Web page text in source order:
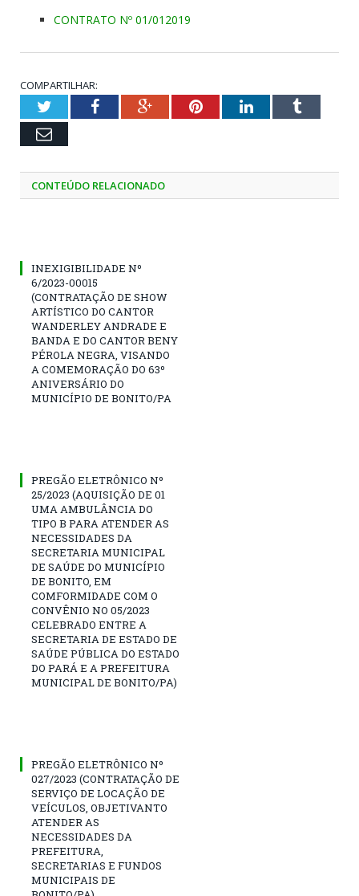
CONTRATO Nº 01/012019
COMPARTILHAR:
TwitterFacebookGoogle+PinterestLinkedInTumblr
Email
CONTEÚDO RELACIONADO
INEXIGIBILIDADE Nº
6/2023-00015
(CONTRATAÇÃO DE SHOW
ARTÍSTICO DO CANTOR
WANDERLEY ANDRADE E
BANDA E DO CANTOR BENY
PÉROLA NEGRA, VISANDO
A COMEMORAÇÃO DO 63º
ANIVERSÁRIO DO
MUNICÍPIO DE BONITO/PA
PREGÃO ELETRÔNICO Nº
25/2023 (AQUISIÇÃO DE 01
UMA AMBULÂNCIA DO
TIPO B PARA ATENDER AS
NECESSIDADES DA
SECRETARIA MUNICIPAL
DE SAÚDE DO MUNICÍPIO
DE BONITO, EM
COMFORMIDADE COM O
CONVÊNIO NO 05/2023
CELEBRADO ENTRE A
SECRETARIA DE ESTADO DE
SAÚDE PÚBLICA DO ESTADO
DO PARÁ E A PREFEITURA
MUNICIPAL DE BONITO/PA)
PREGÃO ELETRÔNICO Nº
027/2023 (CONTRATAÇÃO DE
SERVIÇO DE LOCAÇÃO DE
VEÍCULOS, OBJETIVANTO
ATENDER AS
NECESSIDADES DA
PREFEITURA,
SECRETARIAS E FUNDOS
MUNICIPAIS DE